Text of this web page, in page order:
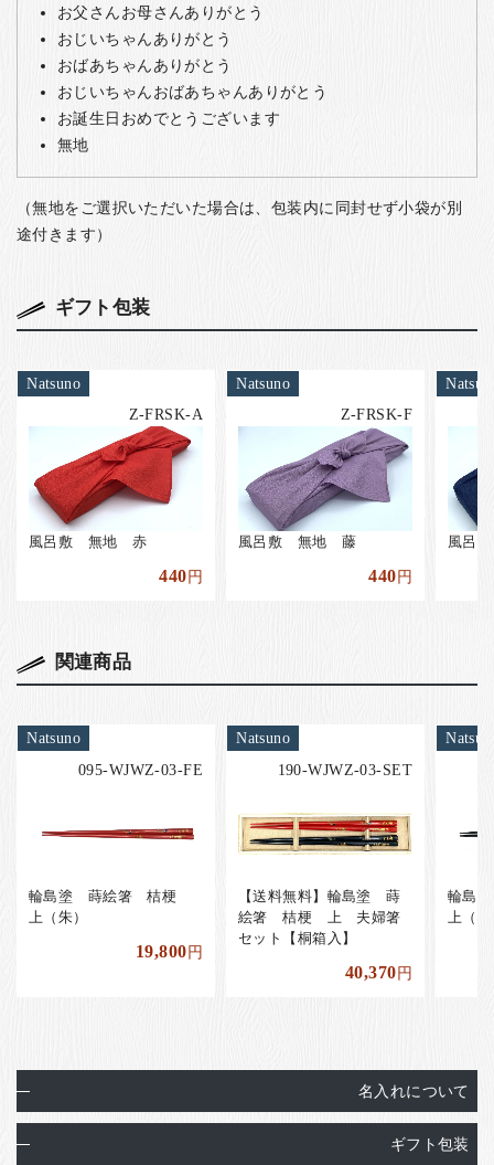
お父さんお母さんありがとう
おじいちゃんありがとう
おばあちゃんありがとう
おじいちゃんおばあちゃんありがとう
お誕生日おめでとうございます
無地
（無地をご選択いただいた場合は、包装内に同封せず小袋が別
途付きます）
ギフト包装
Natsuno
Z-FRSK-A
風呂敷 無地 赤
440円
Natsuno
Z-FRSK-F
風呂敷 無地 藤
440円
風呂
関連商品
Natsuno
095-WJWZ-03-FE
輪島塗 蒔絵箸 桔梗
上（朱）
19,800円
Natsuno
190-WJWZ-03-SET
【送料無料】輪島塗 蒔
絵箸 桔梗 上 夫婦箸
セット【桐箱入】
40,370円
輪島
上（
名入れについて
ギフト包装